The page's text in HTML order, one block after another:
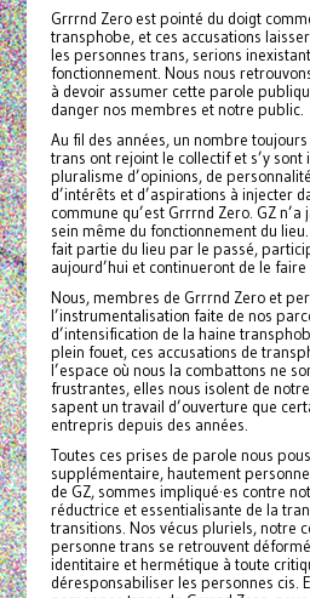
Grrrnd Zero est pointé du doigt
transphobe, et ces accusations
les personnes trans, serions
fonctionnement. Nous nous
à devoir assumer cette parole
danger nos membres et notre public.
Au fil des années, un nombre
trans ont rejoint le collectif et s’y
pluralisme d’opinions, de
d’intérêts et d’aspirations à injecter
commune qu’est Grrrnd Zero. GZ
sein même du fonctionnement du
fait partie du lieu par le passé,
aujourd’hui et continueront de le faire
Nous, membres de Grrrnd Zero et
l’instrumentalisation faite de nos
d’intensification de la haine
plein fouet, ces accusations de
l’espace où nous la combattons ne
frustrantes, elles nous isolent de
sapent un travail d’ouverture que
entrepris depuis des années.
Toutes ces prises de parole nous
supplémentaire, hautement
de GZ, sommes impliqué·es contre
réductrice et essentialisante de la
transitions. Nos vécus pluriels, notre
personne trans se retrouvent
identitaire et hermétique à toute
déresponsabiliser les personnes cis.